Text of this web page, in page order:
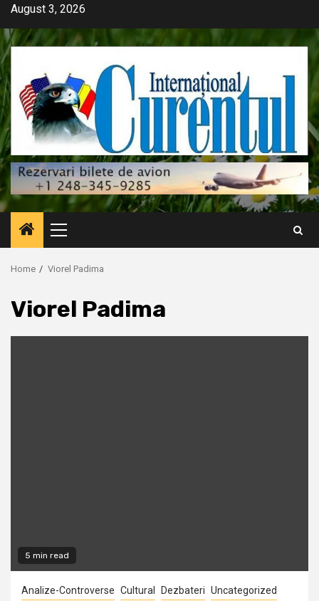
Skip
content
August 3, 2026
Primary
Menu
Home Viorel Padima
Viorel Padima
5 min read
Analize-Controverse Cultural Dezbateri Uncategorized